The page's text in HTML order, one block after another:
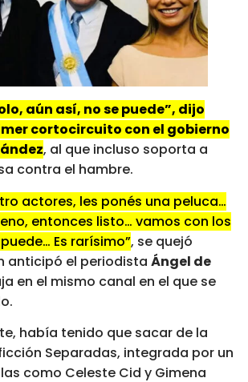
aún así, no se puede”, dijo
cortocircuito con el gobierno
, al que incluso soporta a
contra el hambre.
actores, les ponés una peluca…
entonces listo… vamos con los
Es rarísimo”, se quejó
anticipó el periodista Ángel de
en el mismo canal en el que se
había tenido que sacar de la
Separadas, integrada por un
como Celeste Cid y Gimena